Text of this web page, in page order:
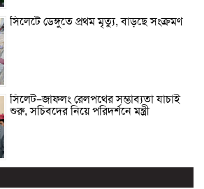
সিলেটে ডেঙ্গুতে প্রথম মৃত্যু, বাড়ছে সংক্রমণ
সিলেট–জাফলং রেলপথের সম্ভাব্যতা যাচাই
শুরু, সচিবদের নিয়ে পরিদর্শনে মন্ত্রী